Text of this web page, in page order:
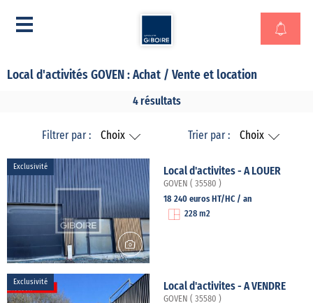
Local d'activités GOVEN : Achat / Vente et location
4 résultats
Filtrer par : Choix Trier par : Choix
Exclusivité Local d'activites - A LOUER
GOVEN ( 35580 )
18 240 euros HT/HC / an
228 m2
Exclusivité Local d'activites - A VENDRE
GOVEN ( 35580 )